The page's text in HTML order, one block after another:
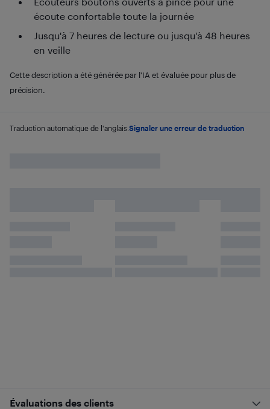
écoute confortable toute la journée
Jusqu'à 7 heures de lecture ou jusqu'à 48 heures
en veille
Cette description a été générée par l'IA et évaluée pour plus de
précision.
Traduction automatique de l'anglais. Signaler une erreur de traduction
Évaluations des clients